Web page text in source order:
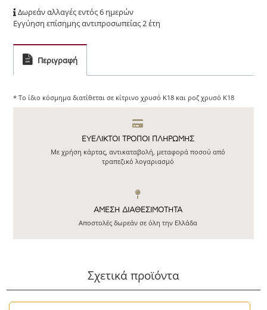
Δωρεάν αλλαγές εντός 6 ημερών
Εγγύηση επίσημης αντιπροσωπείας 2 έτη
Περιγραφή
* Το ίδιο κόσμημα διατίθεται σε κίτρινο χρυσό Κ18 και ροζ χρυσό Κ18
ΕΥΕΛΙΚΤΟΙ ΤΡΟΠΟΙ ΠΛΗΡΩΜΗΣ
Με χρήση κάρτας, αντικαταβολή, μεταφορά ποσού από
τραπεζικό λογαριασμό
ΆΜΕΣΗ ΔΙΑΘΕΣΙΜΌΤΗΤΑ
Αποστολές δωρεάν σε όλη την Ελλάδα
Σχετικά προϊόντα